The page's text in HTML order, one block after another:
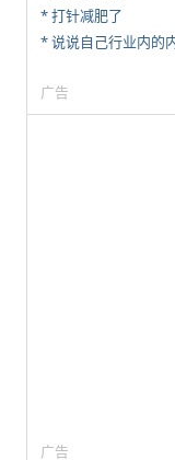
* 打针减肥了
* 说说自己行业内的
广告
广告